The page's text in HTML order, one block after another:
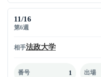
11/16
第6週
相手法政大学
番号 1 出場